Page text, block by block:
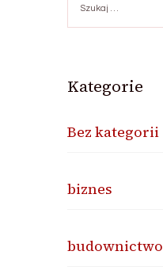
Kategorie
Bez kategorii
biznes
budownictwo